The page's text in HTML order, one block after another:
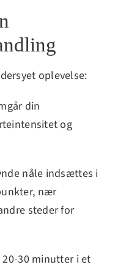
oplevelse:
din
og
nåle indsættes i
nær
steder for
20-30 minutter i et